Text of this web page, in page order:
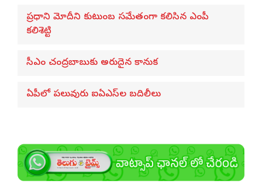
ప్రధాని మోదీని కుటుంబ సమేతంగా కలిసిన ఎంపీ
కలిశెట్టి
సీఎం చంద్రబాబుకు అరుదైన కానుక
ఏపీలో పలువురు ఐఏఎస్‌ల బదిలీలు